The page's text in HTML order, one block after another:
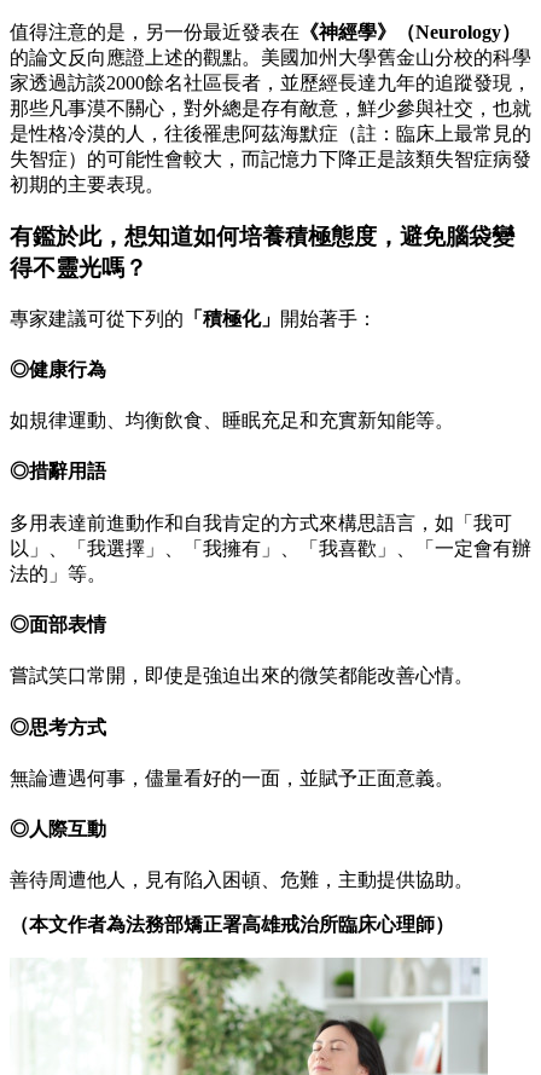
值得注意的是，另一份最近發表在 《神經學》（Neurology）
的論文反向應證上述的觀點。美國加州大學舊金山分校的科學
家透過訪談2000餘名社區長者，並歷經長達九年的追蹤發現，
那些凡事漠不關心，對外總是存有敵意，鮮少參與社交，也就
是性格冷漠的人，往後罹患阿茲海默症（註：臨床上最常見的
失智症）的可能性會較大，而記憶力下降正是該類失智症病發
初期的主要表現。
有鑑於此，想知道如何培養積極態度，避免腦袋變
得不靈光嗎？
專家建議可從下列的 「積極化」 開始著手：
◎健康行為
如規律運動、均衡飲食、睡眠充足和充實新知能等。
◎措辭用語
多用表達前進動作和自我肯定的方式來構思語言，如「我可
以」、「我選擇」、「我擁有」、「我喜歡」、「一定會有辦
法的」等。
◎面部表情
嘗試笑口常開，即使是強迫出來的微笑都能改善心情。
◎思考方式
無論遭遇何事，儘量看好的一面，並賦予正面意義。
◎人際互動
善待周遭他人，見有陷入困頓、危難，主動提供協助。
（本文作者為法務部矯正署高雄戒治所臨床心理師）